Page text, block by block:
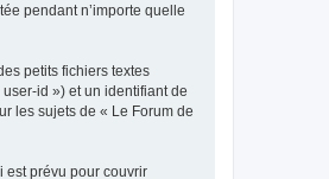
pendant n’importe quelle
petits fichiers textes
id ») et un identifiant de
les sujets de « Le Forum de
est prévu pour couvrir